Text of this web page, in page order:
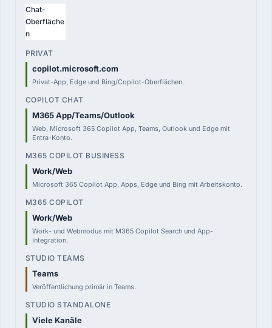
VERGLEICHSPUNKT
PRIVAT
COPILOT CHAT
0,00 €
in berechtigten M365-Plänen
M365 COPILOT BUSINESS
Add-on pro User, jährlich
M365 COPILOT
26,00 €
Add-on pro User, jährlich
STUDIO TEAMS
in ausgewählten M365-Plänen
STUDIO STANDALONE
—
Capacity / Credits / PAYG
Chat-
Oberfläche
n
copilot.microsoft.com
Privat-App, Edge und Bing/Copilot-Oberflächen.
M365 App/Teams/Outlook
Web, Microsoft 365 Copilot App, Teams, Outlook und Edge mit
Entra-Konto.
Work/Web
Microsoft 365 Copilot App, Apps, Edge und Bing mit Arbeitskonto.
Work/Web
Work- und Webmodus mit M365 Copilot Search und App-
Integration.
Teams
Veröffentlichung primär in Teams.
Viele Kanäle